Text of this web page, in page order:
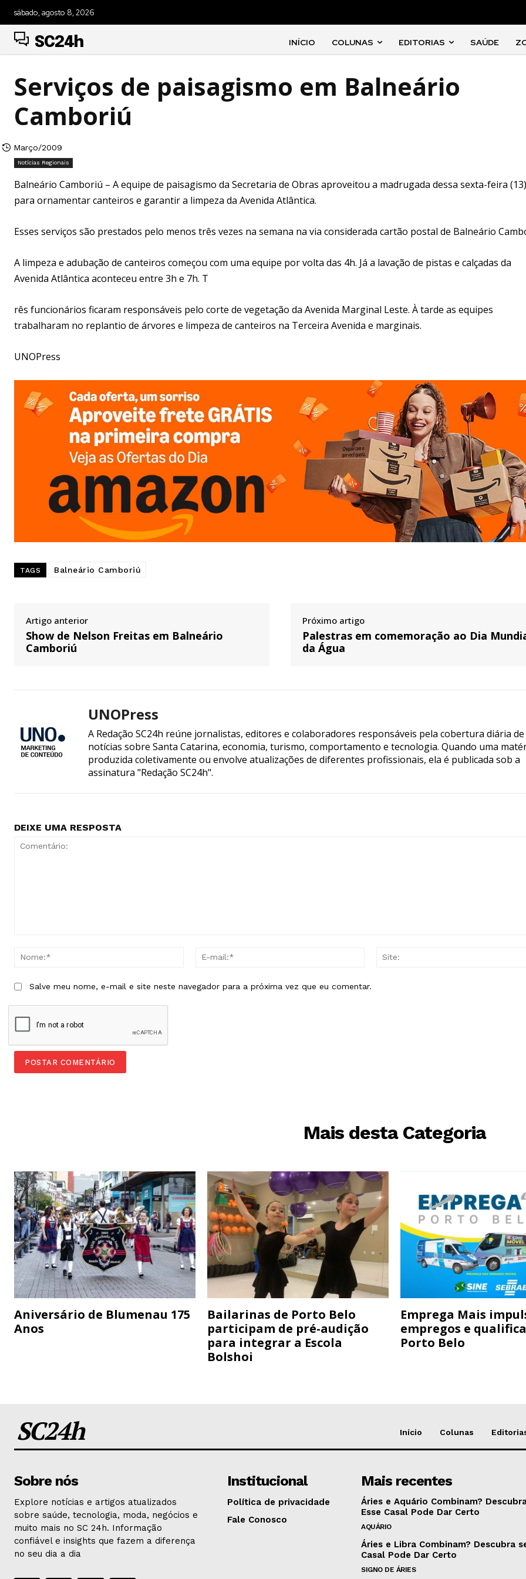
sábado, agosto 8, 2026
SC24h INÍCIO COLUNAS EDITORIAS SAÚDE
Serviços de paisagismo em Balneário
Camboriú
Março/2009
Notícias Regionais
Balneário Camboriú – A equipe de paisagismo da Secretaria de Obras aproveitou a madrugada dessa sexta-feira (13)
para ornamentar canteiros e garantir a limpeza da Avenida Atlântica.
Esses serviços são prestados pelo menos três vezes na semana na via considerada cartão postal de Balneário
A limpeza e adubação de canteiros começou com uma equipe por volta das 4h. Já a lavação de pistas e calçadas da
Avenida Atlântica aconteceu entre 3h e 7h. T
rês funcionários ficaram responsáveis pelo corte de vegetação da Avenida Marginal Leste. À tarde as equipes
trabalharam no replantio de árvores e limpeza de canteiros na Terceira Avenida e marginais.
UNOPress
TAGS Balneário Camboriú
Artigo anterior
Show de Nelson Freitas em Balneário
Camboriú
Próximo artigo
Palestras em comemoração ao Dia
da Água
UNOPress
A Redação SC24h reúne jornalistas, editores e colaboradores responsáveis pela cobertura diária de
notícias sobre Santa Catarina, economia, turismo, comportamento e tecnologia. Quando uma
produzida coletivamente ou envolve atualizações de diferentes profissionais, ela é publicada sob a
assinatura "Redação SC24h".
DEIXE UMA RESPOSTA
Nome:*
Salve meu nome, e-mail e site neste navegador para a próxima vez que eu comentar.
Mais desta Categoria
Aniversário de Blumenau 175
Anos
Bailarinas de Porto Belo
participam de pré-audição
para integrar a Escola
Bolshoi
Emprega Mais
empregos e
Porto Belo
SC24h Início Colunas
Sobre nós
Explore notícias e artigos atualizados
sobre saúde, tecnologia, moda, negócios e
muito mais no SC 24h. Informação
confiável e insights que fazem a diferença
no seu dia a dia
Institucional
Política de privacidade
Fale Conosco
Mais recentes
Áries e Aquário Combinam?
Esse Casal Pode Dar Certo
AQUÁRIO
Áries e Libra Combinam? Descubra
Casal Pode Dar Certo
SIGNO DE ÁRIES